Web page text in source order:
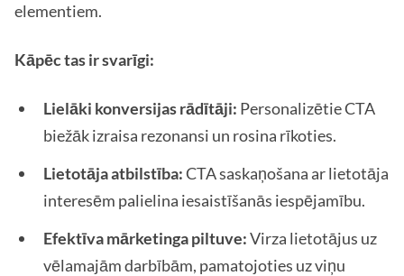
elementiem.
Kāpēc tas ir svarīgi:
Lielāki konversijas rādītāji: Personalizētie CTA
biežāk izraisa rezonansi un rosina rīkoties.
Lietotāja atbilstība:CTA saskaņošana ar lietotāja
interesēm palielina iesaistīšanās iespējamību.
Efektīva mārketinga piltuve:Virza lietotājus uz
vēlamajām darbībām, pamatojoties uz viņu